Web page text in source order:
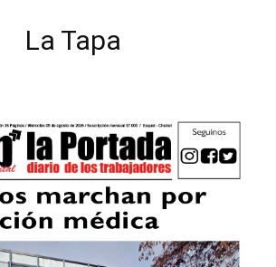
La Tapa